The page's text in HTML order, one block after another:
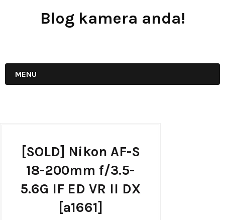
Blog kamera anda!
MENU
[SOLD] Nikon AF-S
18-200mm f/3.5-
5.6G IF ED VR II DX
[a1661]